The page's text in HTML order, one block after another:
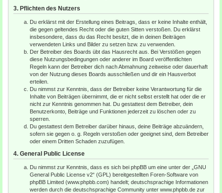
3. Pflichten des Nutzers
Du erklärst mit der Erstellung eines Beitrags, dass er keine Inhalte enthält,
die gegen geltendes Recht oder die guten Sitten verstoßen. Du erklärst
insbesondere, dass du das Recht besitzt, die in deinen Beiträgen
verwendeten Links und Bilder zu setzen bzw. zu verwenden.
Der Betreiber des Boards übt das Hausrecht aus. Bei Verstößen gegen
diese Nutzungsbedingungen oder anderer im Board veröffentlichten
Regeln kann der Betreiber dich nach Abmahnung zeitweise oder dauerhaft
von der Nutzung dieses Boards ausschließen und dir ein Hausverbot
erteilen.
Du nimmst zur Kenntnis, dass der Betreiber keine Verantwortung für die
Inhalte von Beiträgen übernimmt, die er nicht selbst erstellt hat oder die er
nicht zur Kenntnis genommen hat. Du gestattest dem Betreiber, dein
Benutzerkonto, Beiträge und Funktionen jederzeit zu löschen oder zu
sperren.
Du gestattest dem Betreiber darüber hinaus, deine Beiträge abzuändern,
sofern sie gegen o. g. Regeln verstoßen oder geeignet sind, dem Betreiber
oder einem Dritten Schaden zuzufügen.
4. General Public License
Du nimmst zur Kenntnis, dass es sich bei phpBB um eine unter der „ GNU
General Public License v2“ (GPL) bereitgestellten Foren-Software von
phpBB Limited (www.phpbb.com) handelt; deutschsprachige Informationen
werden durch die deutschsprachige Community unter www.phpbb.de zur